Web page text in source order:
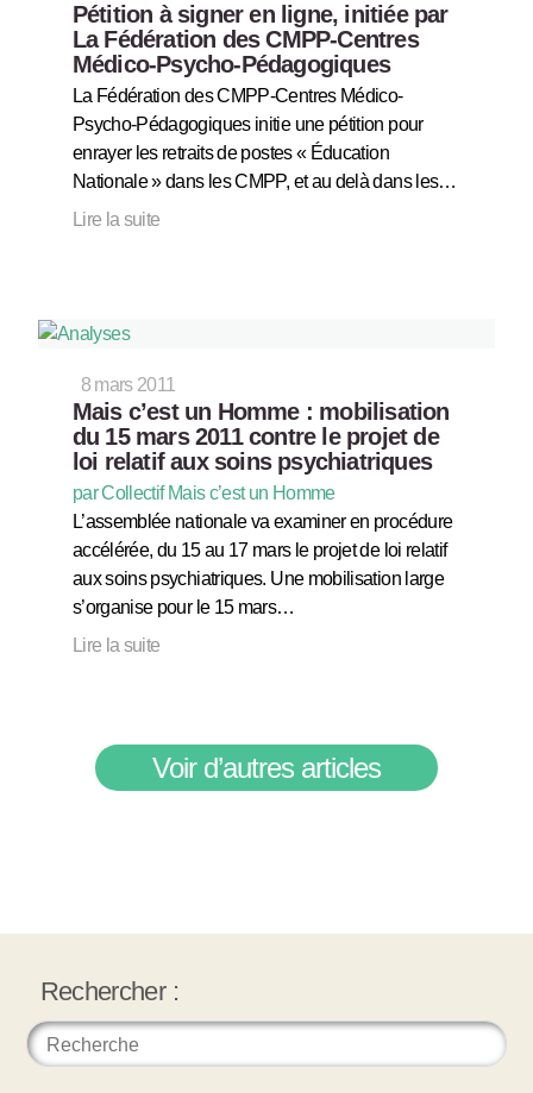
Pétition à signer en ligne, initiée par
La Fédération des CMPP-Centres
Médico-Psycho-Pédagogiques
La Fédération des CMPP-Centres Médico-
Psycho-Pédagogiques initie une pétition pour
enrayer les retraits de postes « Éducation
Nationale » dans les CMPP, et au delà dans les…
Lire la suite
8 mars 2011
Mais c’est un Homme : mobilisation
du 15 mars 2011 contre le projet de
loi relatif aux soins psychiatriques
par Collectif Mais c’est un Homme
L’assemblée nationale va examiner en procédure
accélérée, du 15 au 17 mars le projet de loi relatif
aux soins psychiatriques. Une mobilisation large
s’organise pour le 15 mars…
Lire la suite
Voir d’autres articles
Rechercher :